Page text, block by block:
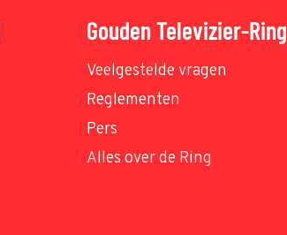
Gouden Televizier-Ring
Veelgestelde vragen
Reglementen
Pers
Alles over de Ring